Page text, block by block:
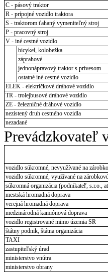
C - pásový traktor
R - prípojné vozidlo traktora
S - traktorom ťahaný vymeniteľný stroj
P - pracovný stroj
V - iné cestné vozidlo
bicykel, kolobežka
záprahové
jednonápravový traktor s prívesom
ostatné iné cestné vozidlo
ELEK - električkové dráhové vozidlo
TR - trolejbusové dráhové vozidlo
ZE - železničné dráhové vozidlo
nezistený druh cestného vozidla
nezadané
Prevádzkovateľ
vozidlo súkromné, nevyužívané na
vozidlo súkromné, využívané na
súkromná organizácia (podnikateľ, s.r.o.,
mestská hromadná doprava
verejná hromadná doprava
medzinárodná kamiónová doprava
vozidlo registrované mimo územia SR
štátny podnik, štátna organizácia
TAXI
zastupiteľský úrad
ministerstvo vnútra
ministerstvo obrany